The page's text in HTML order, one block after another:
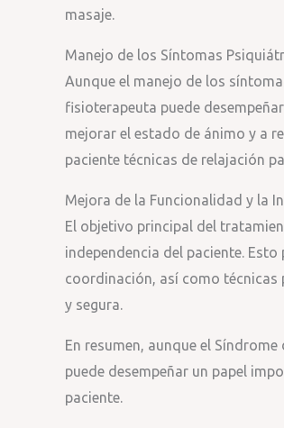
masaje.
Manejo de los Síntomas
Aunque el manejo de los
fisioterapeuta puede
mejorar el estado de ánimo y a
paciente técnicas de relajación
Mejora de la Funcionalidad y la
El objetivo principal del
independencia del paciente.
coordinación, así como técnicas
y segura.
En resumen, aunque el
puede desempeñar un papel
paciente.